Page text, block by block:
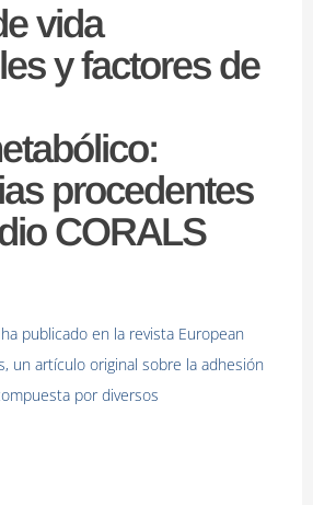
vida
y factores de
procedentes
CORALS
publicado en la revista European
un artículo original sobre la adhesión
por diversos